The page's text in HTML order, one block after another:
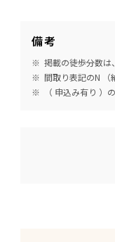
備考
掲載の徒歩分数は
間取り表記のN （
（ 申込み有り
めやす